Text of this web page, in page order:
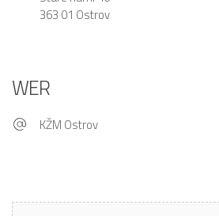
363 01 Ostrov
WER
KŽM Ostrov